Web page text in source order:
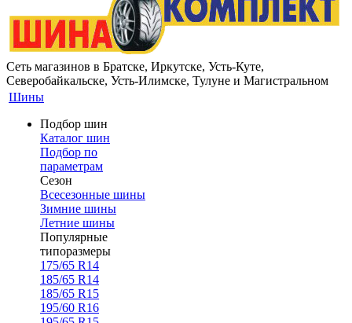
Сеть магазинов в Братске, Иркутске, Усть-Куте,
Северобайкальске, Усть-Илимске, Тулуне и Магистральном
Шины
Подбор шин
Каталог шин
Подбор по
параметрам
Сезон
Всесезонные шины
Зимние шины
Летние шины
Популярные
типоразмеры
175/65 R14
185/65 R14
185/65 R15
195/60 R16